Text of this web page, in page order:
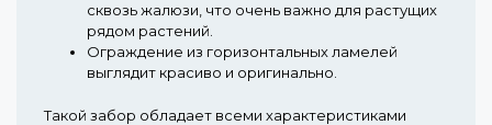
сквозь жалюзи, что очень важно для растущих
рядом растений.
Ограждение из горизонтальных ламелей
выглядит красиво и оригинально.
Такой забор обладает всеми характеристиками